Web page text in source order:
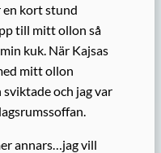
en kort stund
till mitt ollon så
kuk. När Kajsas
mitt ollon
och jag var
annars…jag vill